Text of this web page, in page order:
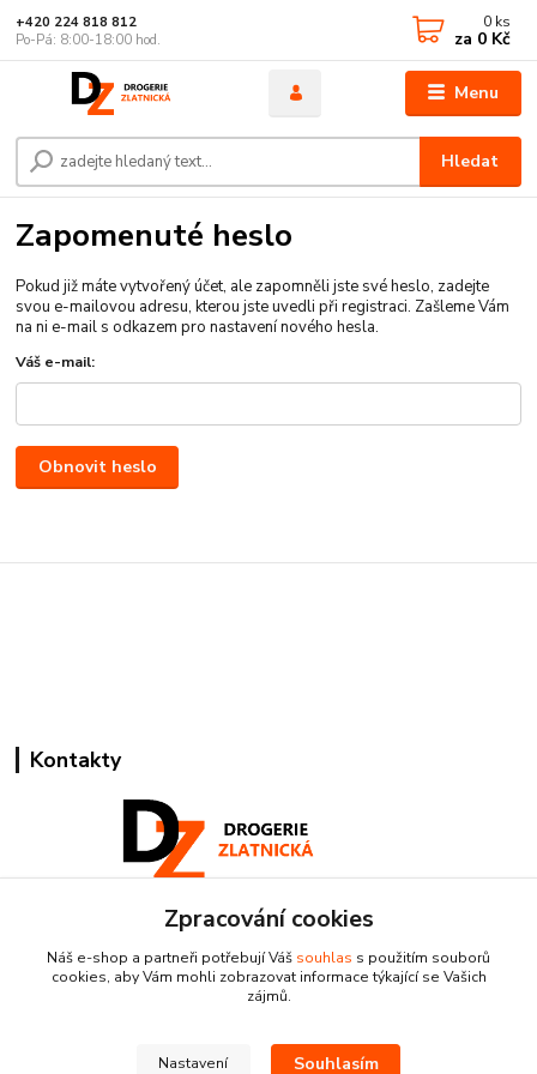
Menu
Hledat
+420 224 818 812
Po-Pá: 8:00-18:00 hod.
0 ks
za 0 Kč
Zapomenuté heslo
Pokud již máte vytvořený účet, ale zapomněli jste své heslo, zadejte
svou e-mailovou adresu, kterou jste uvedli při registraci. Zašleme Vám
na ni e-mail s odkazem pro nastavení nového hesla.
Váš e-mail:
Obnovit heslo
Kontakty
Pracovní doba:
+420 224 818 812
Po-Pá: 8:00-18:00 hod.
Zpracování cookies
Náš e-shop a partneři potřebují Váš souhlas s použitím souborů
cookies, aby Vám mohli zobrazovat informace týkající se Vašich
zájmů.
Nastavení Souhlasím